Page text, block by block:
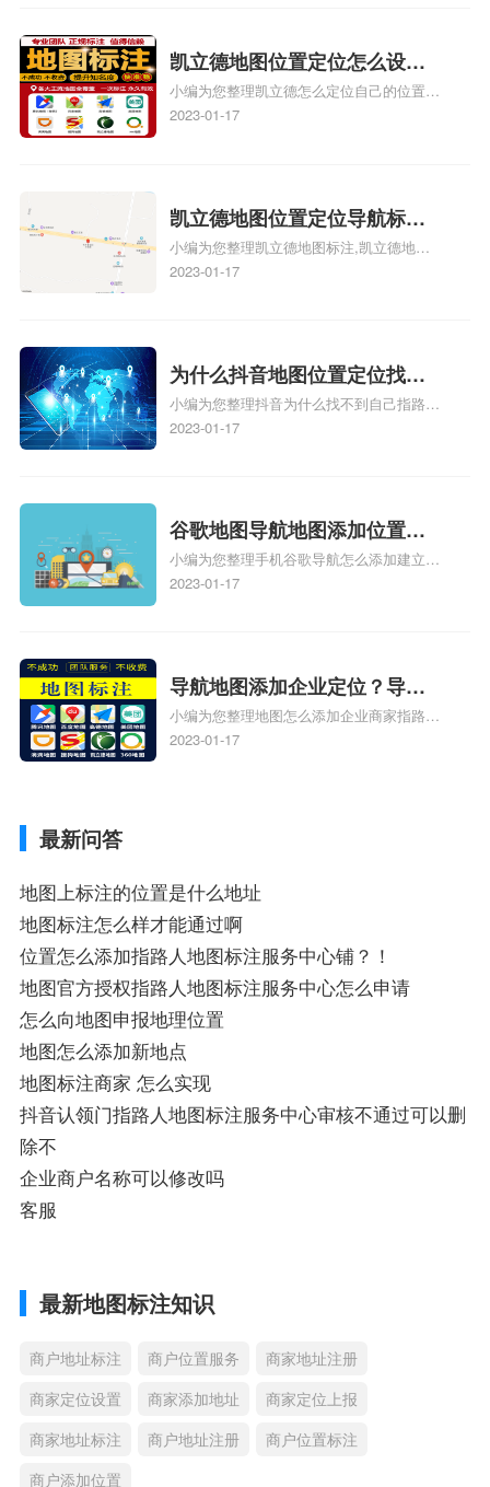
门指路人地图标注服务中心地址标注上地图
怎么弄相关地图标注知识，详情可查看下方
正文！
凯立德地图位置定位怎么设置
自己的指路人地图标注服务中
心名？凯立德地图位置定位怎
小编为您整理凯立德怎么定位自己的位置
啊、手机凯立德地图定位怎么设置往上走、
地图标注服务中心铺招牌相关地图标注知
识，详情可查看下方正文！
2023-01-17
凯立德地图位置定位导航标
注？凯立德地图位置定位,导航,
标注？
小编为您整理凯立德地图标注,凯立德地图
标注怎么做啊、凯立德地图标注,凯立德地
相关地图标注知识，详情可查看下方正文！
2023-01-17
为什么抖音地图位置定位找不
到了？抖音为什么找不到当前
定位了？
小编为您整理抖音为什么找不到自己指路人
地图标注服务中心铺的位置、地图位置更新
服务中心位置、抖音突然不显示定位了相关
地图标注知识，详情可查看下方正文！
2023-01-17
谷歌地图导航地图添加位置？
添加谷歌地图导航位置？
小编为您整理手机谷歌导航怎么添加建立多
人位置、如何在地图，谷歌地图添加公司位
2023-01-17
导航地图添加企业定位？导航
定位企业？
小编为您整理地图怎么添加企业商家指路人
地图标注服务中心铺名称、地图怎么添加企
2023-01-17
最新问答
地图上标注的位置是什么地址
地图标注怎么样才能通过啊
位置怎么添加指路人地图标注服务中心铺？！
地图官方授权指路人地图标注服务中心怎么申请
怎么向地图申报地理位置
地图怎么添加新地点
地图标注商家 怎么实现
抖音认领门指路人地图标注服务中心审核不通过可以删
除不
企业商户名称可以修改吗
客服
最新地图标注知识
商户地址标注 商户位置服务
商家地址注册
商家定位设置
商家添加地址
商家定位上报
商家地址标注
商户地址注册
商户位置标注
商户添加位置